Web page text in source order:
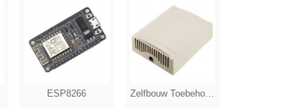
ESP8266 Zelfbouw Toebehoren